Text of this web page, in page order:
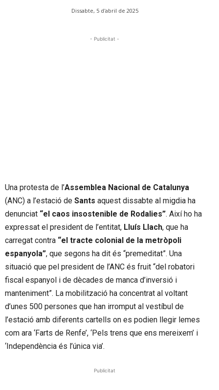
Dissabte, 5 d'abril de 2025
- Publicitat -
Una protesta de l’Assemblea Nacional de Catalunya
(ANC) a l’estació de Sants aquest dissabte al migdia ha
denunciat “el caos insostenible de Rodalies”. Així ho ha
expressat el president de l’entitat, Lluís Llach, que ha
carregat contra “el tracte colonial de la metròpoli
espanyola”, que segons ha dit és “premeditat”. Una
situació que pel president de l’ANC és fruit “del robatori
fiscal espanyol i de dècades de manca d’inversió i
manteniment”. La mobilització ha concentrat al voltant
d’unes 500 persones que han irromput al vestíbul de
l’estació amb diferents cartells on es podien llegir lemes
com ara ‘Farts de Renfe’, ‘Pels trens que ens mereixem’ i
‘Independència és l’única via’.
Publicitat